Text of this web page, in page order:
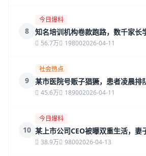
8
今日爆料
知名培训机构卷款跑路，数千家长
56.7万 198002026-04-11
9
社会热点
某市医院号贩子猖獗，患者凌晨排
45.6万 189002026-04-11
10
今日爆料
某上市公司CEO被曝双重生活，妻
38.9万 98002026-04-13